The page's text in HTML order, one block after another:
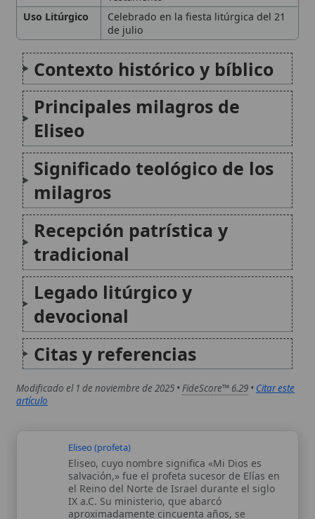
Recepción patrística y
tradicional
Legado litúrgico y
devocional
Citas y referencias
Modificado el 1 de noviembre de 2025 •FideScore™ 6.29•Citar este
artículo
Eliseo (profeta)
Eliseo, cuyo nombre significa «Mi Dios es
salvación,» fue el profeta sucesor de Elías en
el Reino del Norte de Israel durante el siglo
IX a.C. Su ministerio, que abarcó
aproximadamente cincuenta años, se
caracterizó por una doble porción del...
Profeta Eliseo
El profeta Eliseo figura entre los grandes
testigos de la fe en la historia de Israel.
Continuó la misión de Elías y actuó como
instrumento de Dios mediante la palabra
milagrosos: socorrió a los...
Artículo supervisado por el Comité
editorial de Wikitólica. Las afirmaciones
del artículo están basadas y contrastadas
usando fuentes catolicas: escritos
patrísticos, de santos, artículos